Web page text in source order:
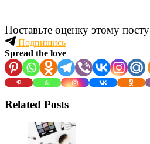
Поставьте оценку этому посту
Подпишись
Spread the love
Related Posts